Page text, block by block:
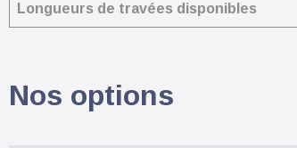
Longueurs de travées disponibles
Nos options